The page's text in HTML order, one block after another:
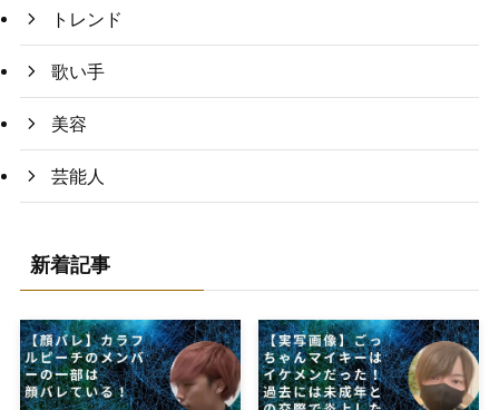
トレンド
歌い手
美容
芸能人
新着記事